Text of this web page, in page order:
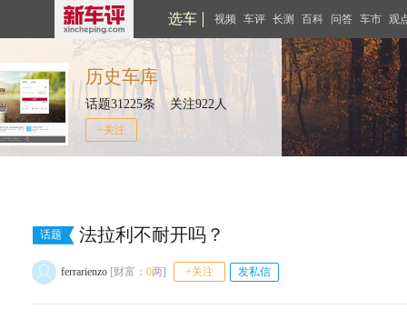
选车 视频 车评 长测 百科 问答 车市 观
历史车库
话题31225条 关注922人
+关注
话题 法拉利不耐开吗？
ferrarienzo [财富： 0两] +关注 发私信